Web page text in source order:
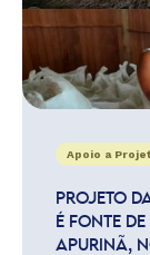
Apoio a
PROJETO
É FONTE
APURINÃ,